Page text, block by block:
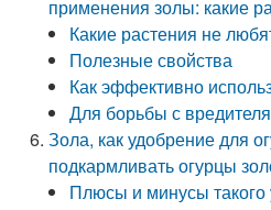
применения золы: какие
Какие растения не
Полезные свойства
Как эффективно
Для борьбы с
Зола, как удобрение для
подкармливать огурцы
Плюсы и минусы такого